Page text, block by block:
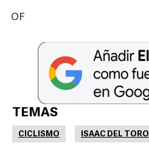
OF
TEMAS
CICLISMO ISAAC DEL TORO